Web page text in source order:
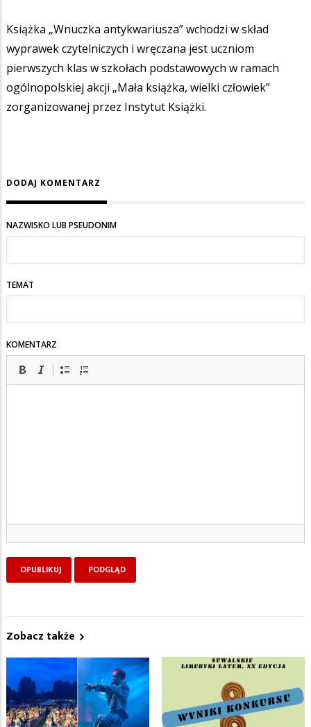
Książka „Wnuczka antykwariusza” wchodzi w skład
wyprawek czytelniczych i wręczana jest uczniom
pierwszych klas w szkołach podstawowych w ramach
ogólnopolskiej akcji „Mała książka, wielki człowiek”
zorganizowanej przez Instytut Książki.
DODAJ KOMENTARZ
NAZWISKO LUB PSEUDONIM
TEMAT
KOMENTARZ
Zobacz także